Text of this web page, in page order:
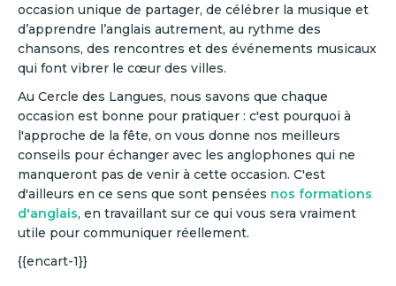
occasion unique de partager, de célébrer la musique et
d’apprendre l’anglais autrement, au rythme des
chansons, des rencontres et des événements musicaux
qui font vibrer le cœur des villes.
Au Cercle des Langues, nous savons que chaque
occasion est bonne pour pratiquer : c'est pourquoi à
l'approche de la fête, on vous donne nos meilleurs
conseils pour échanger avec les anglophones qui ne
manqueront pas de venir à cette occasion. C'est
d'ailleurs en ce sens que sont pensées nos formations
d'anglais, en travaillant sur ce qui vous sera vraiment
utile pour communiquer réellement.
{{encart-1}}